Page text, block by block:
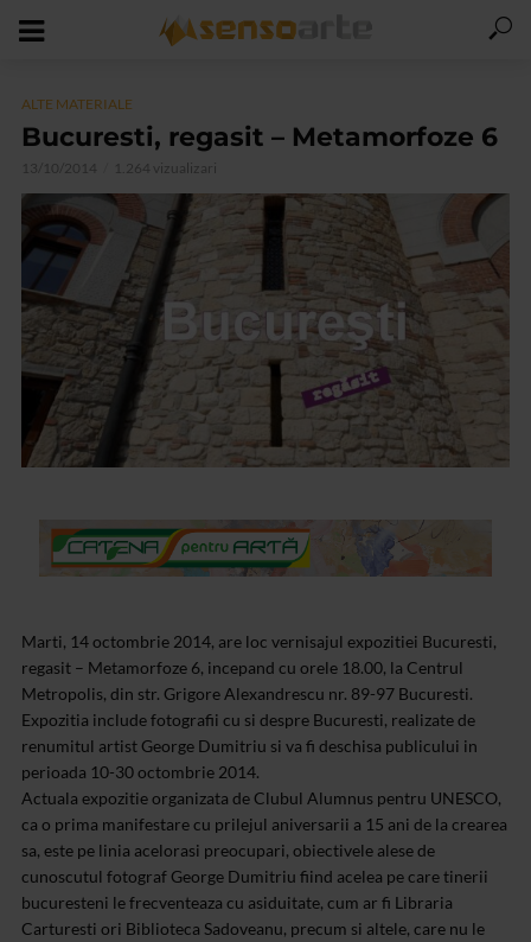
ALTE MATERIALE
Bucuresti, regasit – Metamorfoze 6
13/10/2014 1.264 vizualizari
Marti, 14 octombrie 2014, are loc vernisajul expozitiei Bucuresti,
regasit – Metamorfoze 6, incepand cu orele 18.00, la Centrul
Metropolis, din str. Grigore Alexandrescu nr. 89-97 Bucuresti.
Expozitia include fotografii cu si despre Bucuresti, realizate de
renumitul artist George Dumitriu si va fi deschisa publicului in
perioada 10-30 octombrie 2014.
Actuala expozitie organizata de Clubul Alumnus pentru UNESCO,
ca o prima manifestare cu prilejul aniversarii a 15 ani de la crearea
sa, este pe linia acelorasi preocupari, obiectivele alese de
cunoscutul fotograf George Dumitriu fiind acelea pe care tinerii
bucuresteni le frecventeaza cu asiduitate, cum ar fi Libraria
Carturesti ori Biblioteca Sadoveanu, precum si altele, care nu le